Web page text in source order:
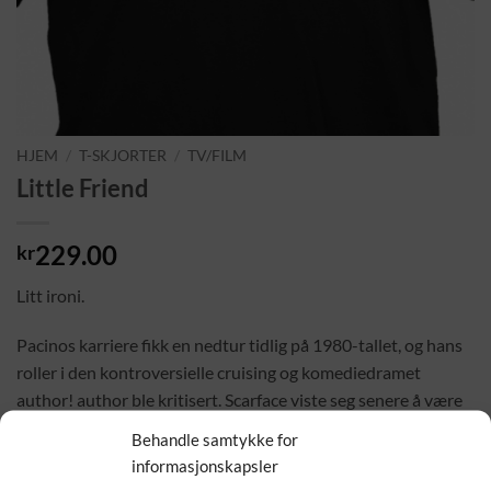
Behandle samtykke for
informasjonskapsler
HJEM T-SKJORTER TV/FILM
Little Friend
kr229.00
Litt ironi.
Pacinos karriere fikk en nedtur tidlig på 1980-tallet, og hans
roller i den kontroversielle cruising og komediedramet
author! author ble kritisert. Scarface viste seg senere å være
filmen først ble utgitt ble den sterkt kritisert, og var nok en
flopp på kinoene. Pacino fikk dog en Golden Globe-pris for